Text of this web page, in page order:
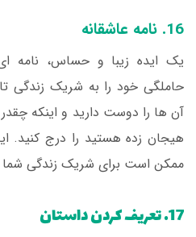
16. نامه عاشقانه
یک ایده زیبا و حساس، نامه
حاملگی خود را به شریک زندگی
آن ها را دوست دارید و اینکه چقدر
هیجان زده هستید را درج
ممکن است برای شریک زندگی شما
17. تعریف کردن داستان